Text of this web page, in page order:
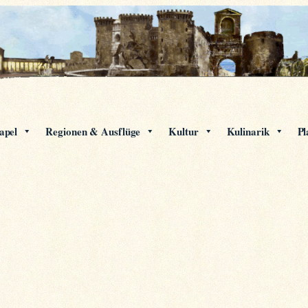
Regionen & Ausflüge Kultur Kulinarik